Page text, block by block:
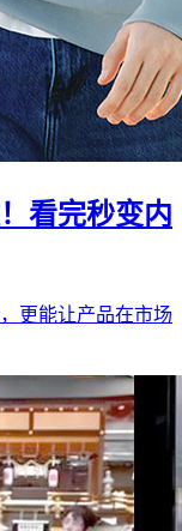
看完秒变内
更能让产品在市场